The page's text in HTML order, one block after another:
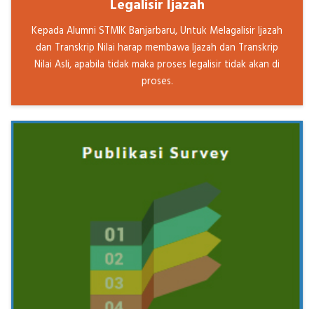
Legalisir Ijazah
Kepada Alumni STMIK Banjarbaru, Untuk Melagalisir Ijazah
dan Transkrip Nilai harap membawa Ijazah dan Transkrip
Nilai Asli, apabila tidak maka proses legalisir tidak akan di
proses.